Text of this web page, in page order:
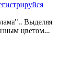
Выделяя
цветом...